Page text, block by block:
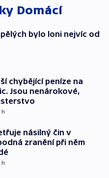
Domácí
bylo loni nejvíc od
chybějící peníze na
Jsou nenárokové,
h
násilný čin v
zranění při něm
h